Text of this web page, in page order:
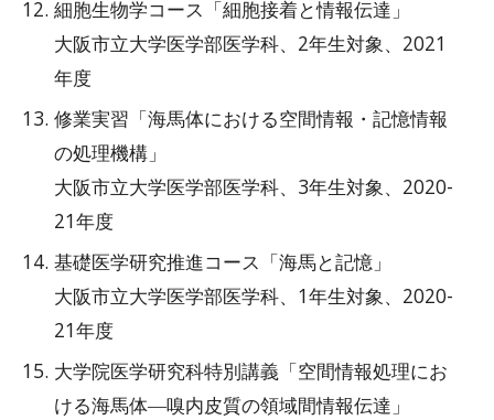
細胞生物学コース「細胞接着と情報伝達」
大阪市立大学医学部医学科、2年生対象、2021
年度
修業実習「海馬体における空間情報・記憶情報
の処理機構」
大阪市立大学医学部医学科、3年生対象、2020-
21年度
基礎医学研究推進コース「海馬と記憶」
大阪市立大学医学部医学科、1年生対象、2020-
21年度
大学院医学研究科特別講義「空間情報処理にお
ける海馬体―嗅内皮質の領域間情報伝達」